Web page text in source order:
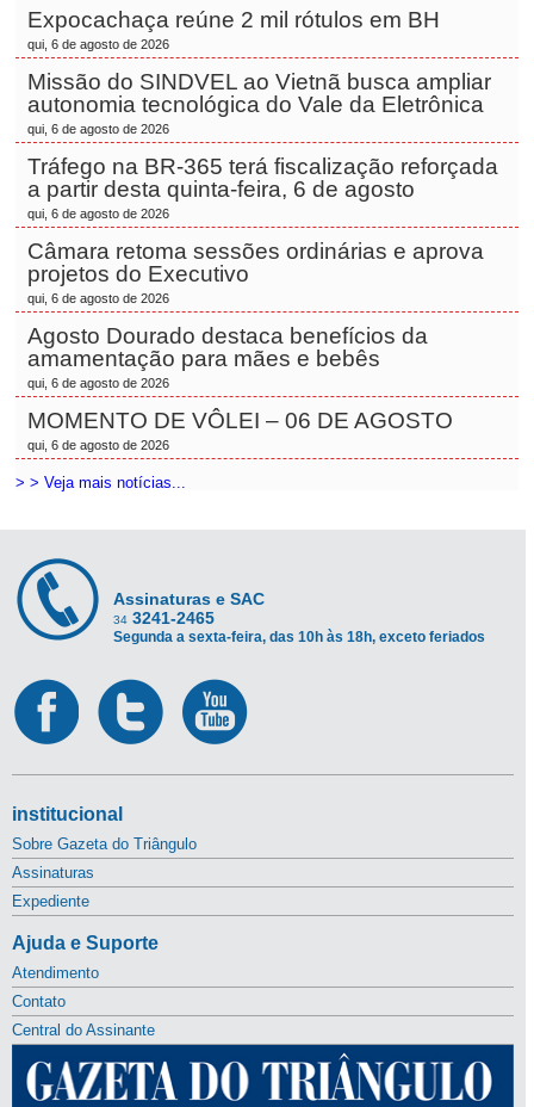
Expocachaça reúne 2 mil rótulos em BH
qui, 6 de agosto de 2026
Missão do SINDVEL ao Vietnã busca ampliar
autonomia tecnológica do Vale da Eletrônica
qui, 6 de agosto de 2026
Tráfego na BR-365 terá fiscalização reforçada
a partir desta quinta-feira, 6 de agosto
qui, 6 de agosto de 2026
Câmara retoma sessões ordinárias e aprova
projetos do Executivo
qui, 6 de agosto de 2026
Agosto Dourado destaca benefícios da
amamentação para mães e bebês
qui, 6 de agosto de 2026
MOMENTO DE VÔLEI – 06 DE AGOSTO
qui, 6 de agosto de 2026
> > Veja mais notícias...
Assinaturas e SAC
34 3241-2465
Segunda a sexta-feira, das 10h às 18h, exceto feriados
institucional
Sobre Gazeta do Triângulo
Assinaturas
Expediente
Ajuda e Suporte
Atendimento
Contato
Central do Assinante